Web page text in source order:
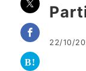
22/10/